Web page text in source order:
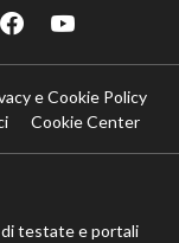
e Cookie Policy
Cookie Center
testate e portali